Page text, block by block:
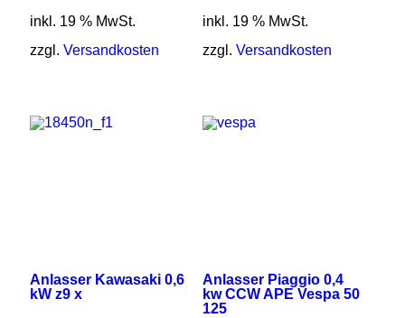
inkl. 19 % MwSt.
zzgl. Versandkosten
inkl. 19 % MwSt.
zzgl. Versandkosten
Anlasser Kawasaki 0,6
kW z9 x
Anlasser Piaggio 0,4
kw CCW APE Vespa 50
125